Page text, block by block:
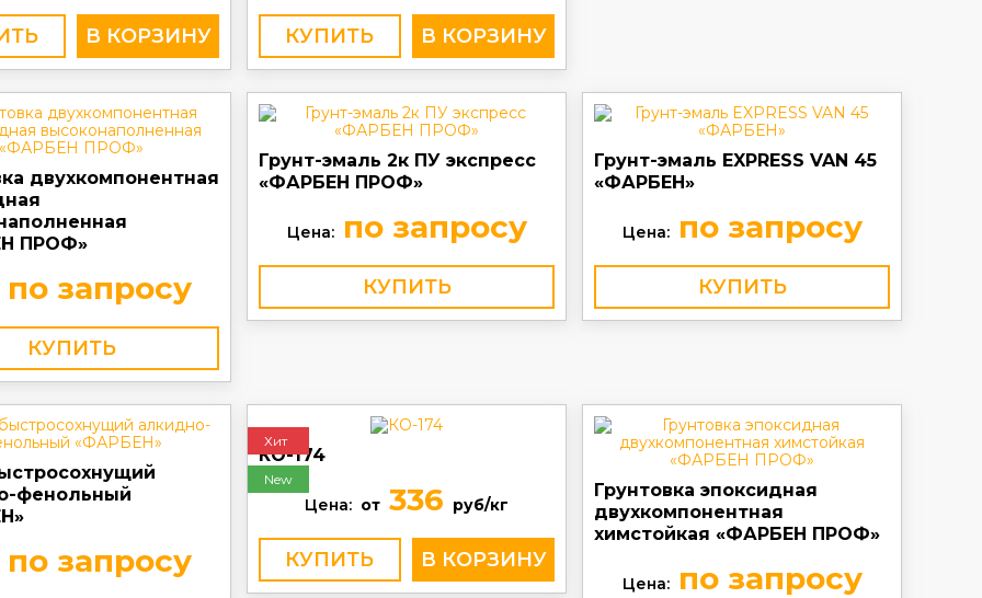
КУПИТЬ
двухкомпонентная
ПРОФ»
запросу
КУПИТЬ
Грунт-эмаль 2к ПУ экспресс
«ФАРБЕН ПРОФ»
Цена:по запросу
КУПИТЬ
Грунт-эмаль EXPRESS VAN 45
«ФАРБЕН»
Цена:по запросу
КУПИТЬ
фенольный
запросу
Хит
New
КО-174
Цена: от 336 руб/кг
КУПИТЬ
Грунтовка эпоксидная
двухкомпонентная
химстойкая «ФАРБЕН ПРОФ»
Цена:по запросу